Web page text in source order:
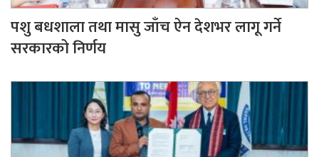
पशु बधशाला तथा मासु जाँच ऐन देशभर लागू गर्ने
सरकारको निर्णय